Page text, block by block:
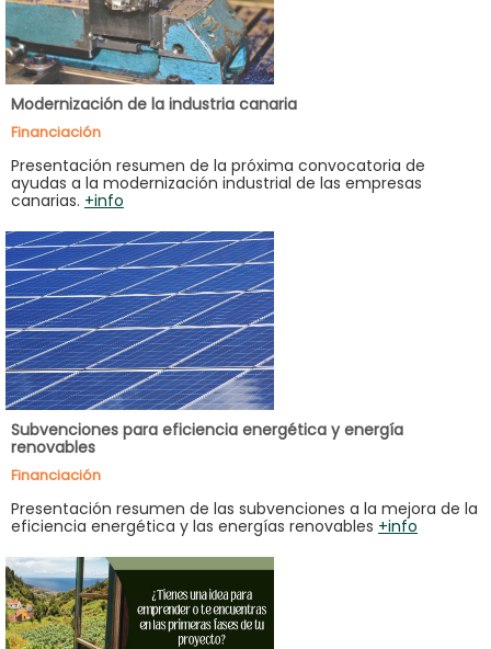
Modernización de la industria canaria
Financiación
Presentación resumen de la próxima convocatoria de
ayudas a la modernización industrial de las empresas
canarias. +info
Subvenciones para eficiencia energética y energía
renovables
Financiación
Presentación resumen de las subvenciones a la mejora de la
eficiencia energética y las energías renovables +info